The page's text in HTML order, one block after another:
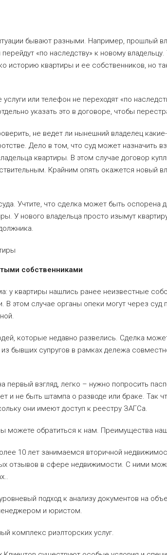
бывают разными. Например, прошлый
«по наследству» к новому владельцу.
историю квартиры и ее собственников, но
или телефон не переходят «по
указать это в договоре, чтобы
не ведет ли нынешний владелец
Дело в том, что суд может назначить
квартиры. В этом случае договор
Крайним опять окажется новый
Учтите, что сделка может быть оспорена
У нового владельца просто изымут
собственниками
у квартиры нашлись ранее неизвестные
этом случае органы опеки могут через суд
которые недавно развелись. Сделка
бывших супругов в рамках дележа
первый взгляд, легко – нужно попросить
и не быть штампа о разводе или браке. Так
они имеют доступ к реестру ЗАГСа.
можете обратиться к нам. Преимущества
10 лет занимаемся вторичной
отзывов в сфере недвижимости. С ними
подход к анализу документов на
и юристом.
комплекс риэлторских услуг.